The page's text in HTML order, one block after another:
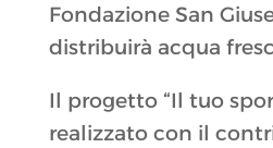
Fondazione San
distribuirà acqua
Il progetto “Il tuo
realizzato con il